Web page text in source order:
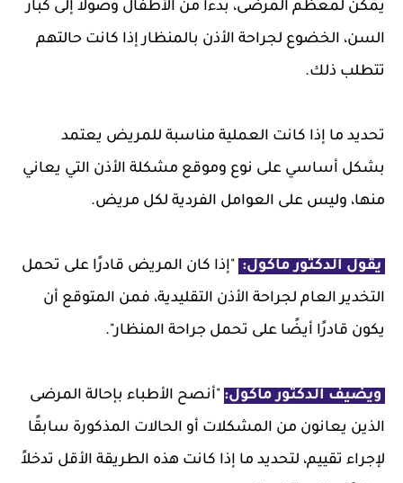
يمكن لمعظم المرضى، بدءًا من الأطفال وصولاً إلى كبار
السن، الخضوع لجراحة الأذن بالمنظار إذا كانت حالتهم
تتطلب ذلك.
تحديد ما إذا كانت العملية مناسبة للمريض يعتمد
بشكل أساسي على نوع وموقع مشكلة الأذن التي يعاني
منها، وليس على العوامل الفردية لكل مريض.
يقول الدكتور ماكول: "إذا كان المريض قادرًا على تحمل
التخدير العام لجراحة الأذن التقليدية، فمن المتوقع أن
يكون قادرًا أيضًا على تحمل جراحة المنظار".
ويضيف الدكتور ماكول: "أنصح الأطباء بإحالة المرضى
الذين يعانون من المشكلات أو الحالات المذكورة سابقًا
لإجراء تقييم، لتحديد ما إذا كانت هذه الطريقة الأقل تدخلاً